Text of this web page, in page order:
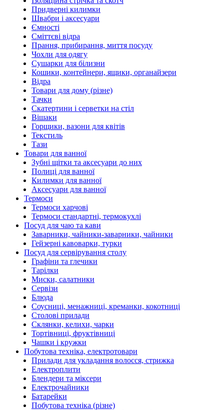
Придверні килимки
Швабри і аксесуари
Ємності
Сміттєві відра
Прання, прибирання, миття посуду
Чохли для одягу
Сушарки для білизни
Кошики, контейнери, ящики, органайзери
Відра
Товари для дому (різне)
Тачки
Скатертини і серветки на стіл
Вішаки
Горщики, вазони для квітів
Текстиль
Тази
Товари для ванної
Зубні щітки та аксесуари до них
Полиці для ванної
Килимки для ванної
Аксесуари для ванної
Термоси
Термоси харчові
Термоси стандартні, термокухлі
Посуд для чаю та кави
Заварники, чайники-заварники, чайники
Гейзерні кавоварки, турки
Посуд для сервірування столу
Графіни та глечики
Тарілки
Миски, салатники
Сервізи
Блюда
Соусниці, менажниці, креманки, кокотниці
Столові прилади
Склянки, келихи, чарки
Тортівниці, фруктівниці
Чашки і кружки
Побутова техніка, електротовари
Прилади для укладання волосся, стрижка
Електроплити
Блендери та міксери
Електрочайники
Батарейки
Побутова техніка (різне)